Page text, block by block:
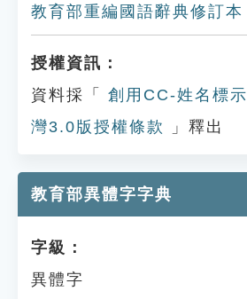
教育部重編國語辭典修訂本
授權資訊：
資料採「
創用CC-姓名標
灣3.0版授權條款
」釋出
教育部異體字字典
字級：
異體字